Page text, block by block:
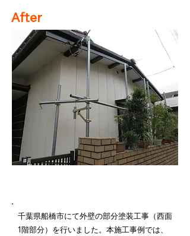
After
千葉県船橋市にて外壁の部分塗装工事（西面
1階部分）を行いました。本施工事例では、